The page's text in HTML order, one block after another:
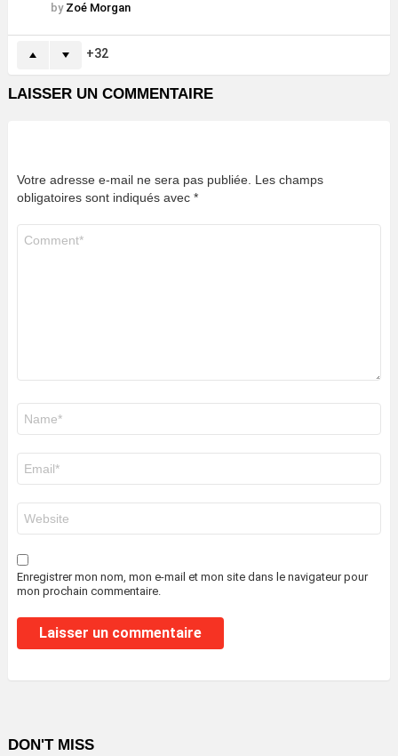
by Zoé Morgan
32
LAISSER UN COMMENTAIRE
Votre adresse e-mail ne sera pas publiée. Les champs
obligatoires sont indiqués avec *
mail
*
web
Enregistrer mon nom, mon e-mail et mon site dans le navigateur pour
mon prochain commentaire.
DON'T MISS